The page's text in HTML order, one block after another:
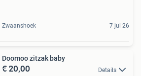
Zwaanshoek 7 jul 26
Doomoo zitzak baby
€ 20,00 Details